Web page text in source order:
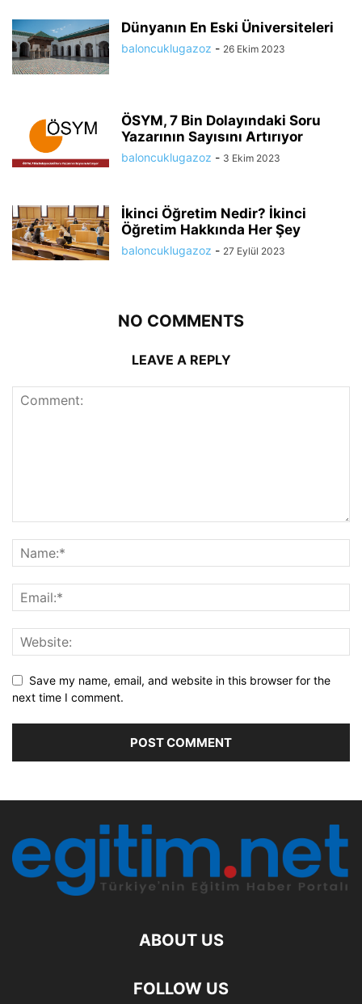
Dünyanın En Eski Üniversiteleri
baloncuklugazoz - 26 Ekim 2023
ÖSYM, 7 Bin Dolayındaki Soru
Yazarının Sayısını Artırıyor
baloncuklugazoz - 3 Ekim 2023
İkinci Öğretim Nedir? İkinci
Öğretim Hakkında Her Şey
baloncuklugazoz - 27 Eylül 2023
NO COMMENTS
LEAVE A REPLY
Save my name, email, and website in this browser for the
next time I comment.
ABOUT US
FOLLOW US